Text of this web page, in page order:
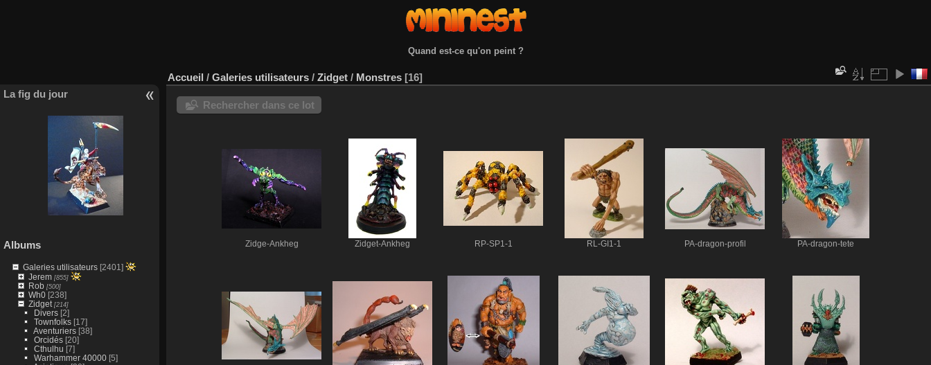
Quand est-ce qu'on peint ?
La fig du jour
Albums
Galeries utilisateurs[2401]
Jerem[855]
Rob[500]
Wh0[238]
Zidget[214]
Divers[2]
Townfolks[17]
Aventuriers[38]
Orcidés[20]
Cthulhu [7]
Warhammer 40000[5]
Accueil / Galeries utilisateurs / Zidget / Monstres 16
Rechercher dans ce lot
Zidge-Ankheg Zidget-Ankheg RP-SP1-1 RL-GI1-1 PA-dragon-profil PA-dragon-tete